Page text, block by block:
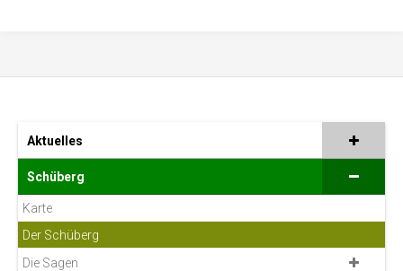
Aktuelles
Schüberg
Karte
Der Schüberg
Die Sagen